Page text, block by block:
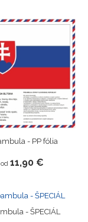
- PP fólia
od 11,90 €
- ŠPECIÁL